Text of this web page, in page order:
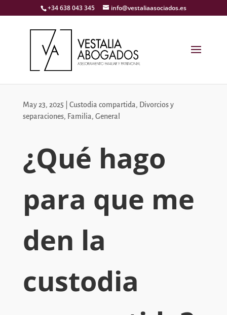
+34 638 043 345 info@vestaliaasociados.es
May 23, 2025 Custodia compartida, Divorcios y
separaciones, Familia, General
¿Qué hago
para que me
den la
custodia